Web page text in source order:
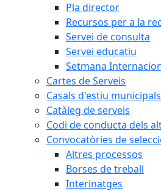
Pla director
Recursos per a la
Servei de consulta
Servei educatiu
Setmana
Cartes de Serveis
Casals d'estiu municipals
Catàleg de serveis
Codi de conducta dels
Convocatòries de
Altres processos
Borses de treball
Interinatges